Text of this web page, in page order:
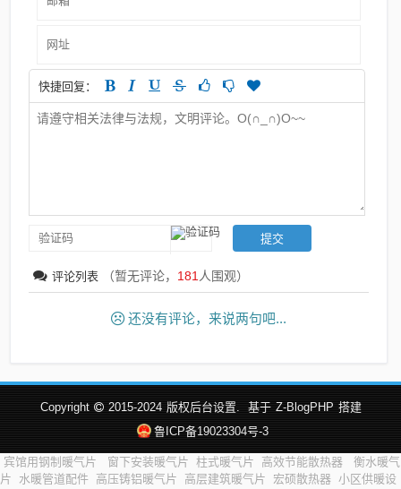
快捷回复：
评论列表 （暂无评论， 181人围观）
还没有评论，来说两句吧...
Copyright 2015-2024 版权后台设置. 基于 Z-BlogPHP 搭建
鲁ICP备19023304号-3
宾馆用钢制暖气片 窗下安装暖气片 柱式暖气片 高效节能散热器
衡水暖气
片
水暖管道配件 高压铸铝暖气片 高层建筑暖气片 宏硕散热器 小区供暖设